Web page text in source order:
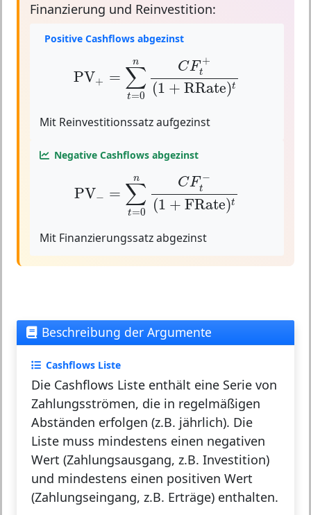
Finanzierung und Reinvestition:
Positive Cashflows abgezinst
PV+ =
n
∑
t=0
CF +
t
(1 + RRate)t
0 +(1+RRate
Mit Reinvestitionssatz aufgezinst
Negative Cashflows abgezinst
PV− =
n
∑
t=0
CF −
t
(1 + FRate)t
=0 −(1+FRate
Mit Finanzierungssatz abgezinst
Beschreibung der Argumente
Cashflows Liste
Die Cashflows Liste enthält eine Serie von
Zahlungsströmen, die in regelmäßigen
Abständen erfolgen (z.B. jährlich). Die
Liste muss mindestens einen negativen
Wert (Zahlungsausgang, z.B. Investition)
und mindestens einen positiven Wert
(Zahlungseingang, z.B. Erträge) enthalten.